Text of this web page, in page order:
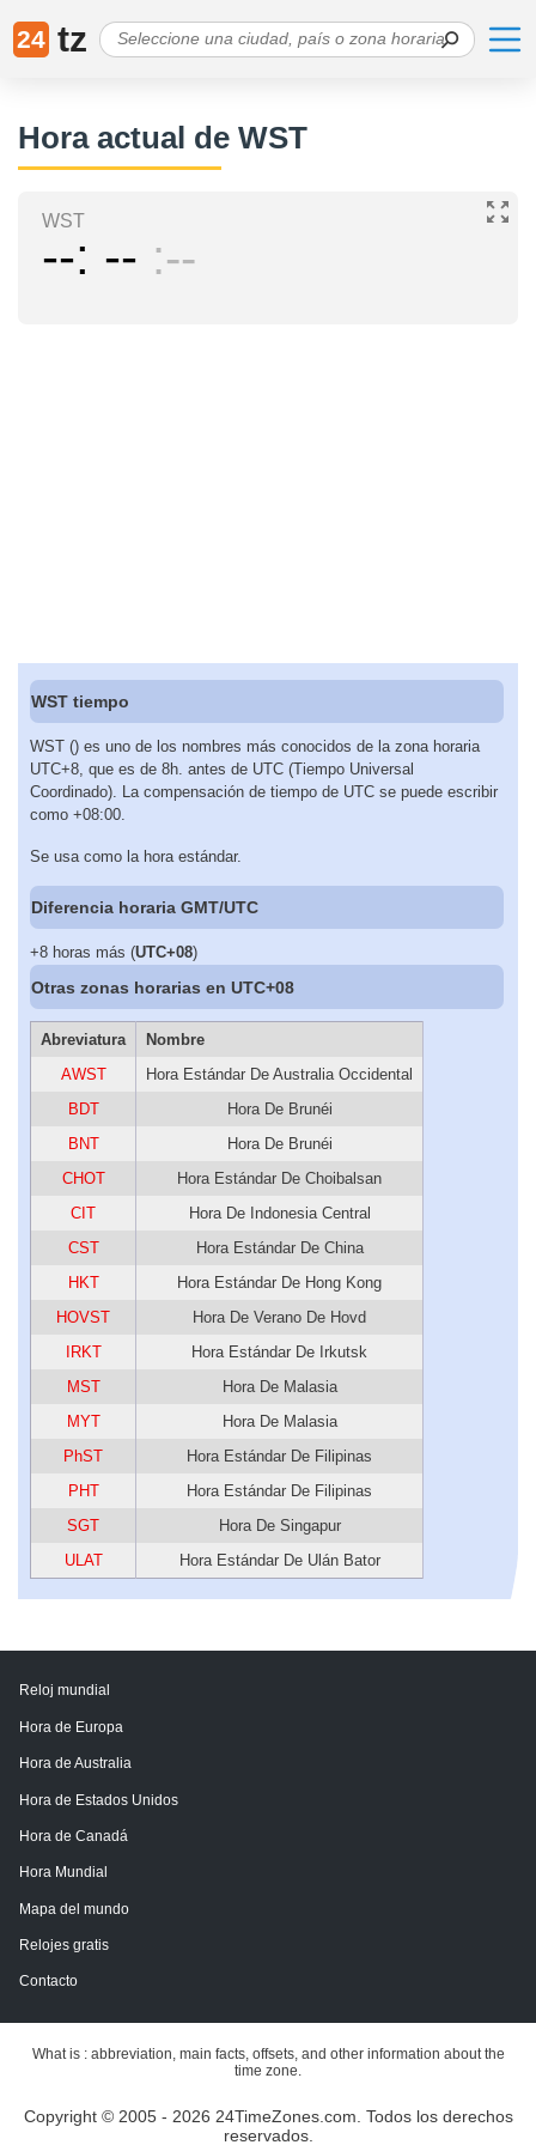
24 tz
Hora actual de WST
WST
-- -- --
WST tiempo
WST () es uno de los nombres más conocidos de la zona horaria
UTC+8, que es de 8h. antes de UTC (Tiempo Universal
Coordinado). La compensación de tiempo de UTC se puede escribir
como +08:00.
Se usa como la hora estándar.
Diferencia horaria GMT/UTC
+8 horas más (UTC+08)
Otras zonas horarias en UTC+08
Abreviatura
Nombre
AWST
Hora Estándar De Australia Occidental
BDT
Hora De Brunéi
BNT
Hora De Brunéi
CHOT
Hora Estándar De Choibalsan
CIT
Hora De Indonesia Central
CST
Hora Estándar De China
HKT
Hora Estándar De Hong Kong
HOVST
Hora De Verano De Hovd
IRKT
Hora Estándar De Irkutsk
MST
Hora De Malasia
MYT
Hora De Malasia
PhST
Hora Estándar De Filipinas
PHT
Hora Estándar De Filipinas
SGT
Hora De Singapur
ULAT
Hora Estándar De Ulán Bator
Reloj mundial
Hora de Europa
Hora de Australia
Hora de Estados Unidos
Hora de Canadá
Hora Mundial
Mapa del mundo
Relojes gratis
Contacto
What is : abbreviation, main facts, offsets, and other information about the
time zone.
Copyright © 2005 - 2026 24TimeZones.com. Todos los derechos
reservados.